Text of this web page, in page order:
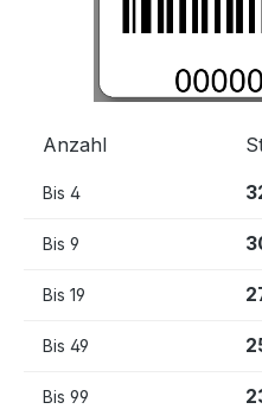
Anzahl
Bis 4
Bis 9
Bis 19
Bis 49
Bis 99